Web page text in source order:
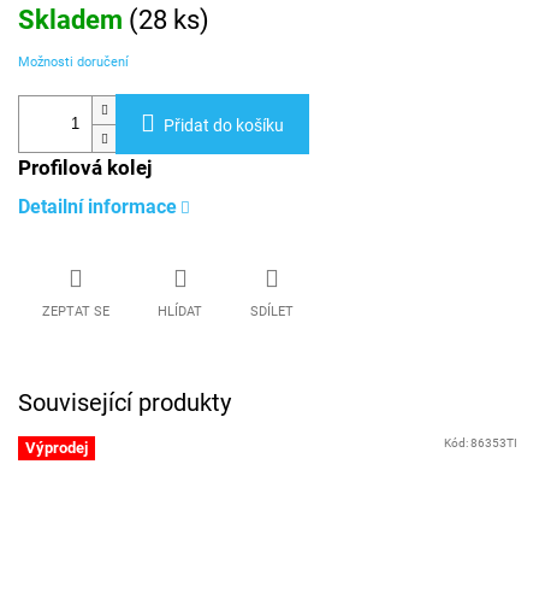
Měrná
cena:
Skladem (28 ks)
Možnosti doručení
Přidat do košíku
Profilová kolej
Detailní informace
ZEPTAT SE HLÍDAT SDÍLET
Související produkty
Výprodej Kód:86353TI